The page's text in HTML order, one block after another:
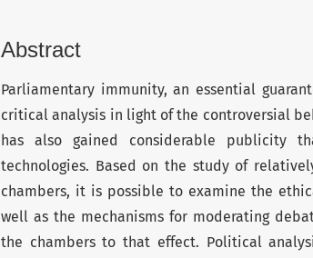
Abstract
Parliamentary immunity, an essential
critical analysis in light of the controversial
has also gained considerable publicity
technologies. Based on the study of
chambers, it is possible to examine the
well as the mechanisms for moderating
the chambers to that effect. Political